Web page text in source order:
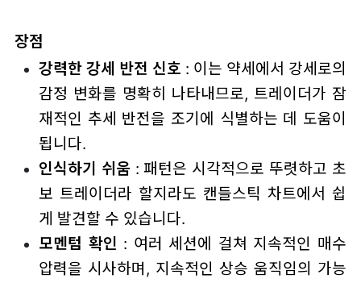
장점
강력한 강세 반전 신호 : 이는 약세에서 강세로의
감정 변화를 명확히 나타내므로, 트레이더가 잠
재적인 추세 반전을 조기에 식별하는 데 도움이
됩니다.
인식하기 쉬움 : 패턴은 시각적으로 뚜렷하고 초
보 트레이더라 할지라도 캔들스틱 차트에서 쉽
게 발견할 수 있습니다.
모멘텀 확인 : 여러 세션에 걸쳐 지속적인 매수
압력을 시사하며, 지속적인 상승 움직임의 가능